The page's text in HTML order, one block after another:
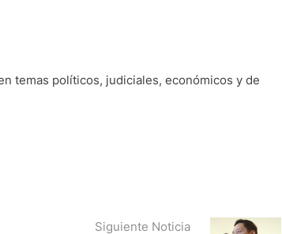
temas políticos, judiciales, económicos y de
Siguiente Noticia